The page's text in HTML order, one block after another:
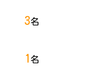
3名
1 名